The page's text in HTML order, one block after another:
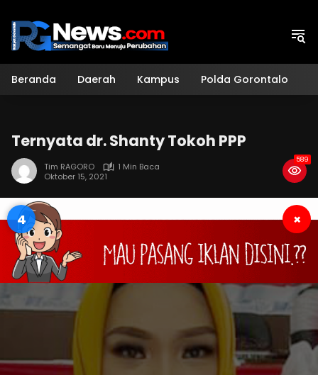
konten
Beranda Daerah Kampus Polda Gorontalo
Ternyata dr. Shanty Tokoh PPP
Tim RAGORO
1 Min Baca
Oktober 15, 2021
589
3 ×